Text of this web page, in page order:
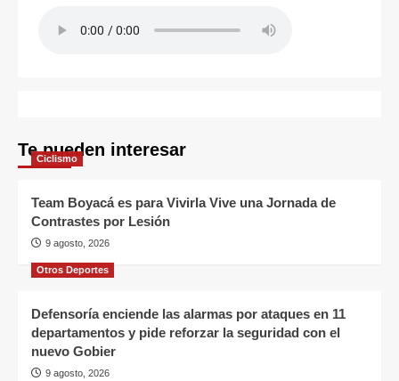
Te pueden interesar
Ciclismo
Team Boyacá es para Vivirla Vive una Jornada de
Contrastes por Lesión
9 agosto, 2026
Otros Deportes
Defensoría enciende las alarmas por ataques en 11
departamentos y pide reforzar la seguridad con el
nuevo Gobier
9 agosto, 2026